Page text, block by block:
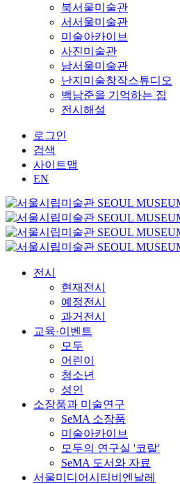
북서울미술관
서서울미술관
미술아카이브
사진미술관
남서울미술관
난지미술창작스튜디오
백남준을 기억하는 집
전시해설
로그인
검색
사이트맵
EN
전시
현재전시
예정전시
과거전시
교육·이벤트
모두
어린이
청소년
성인
소장품과 미술연구
SeMA 소장품
미술아카이브
모두의 연구실 '코랄'
SeMA 도서와 자료
서울미디어시티비엔날레